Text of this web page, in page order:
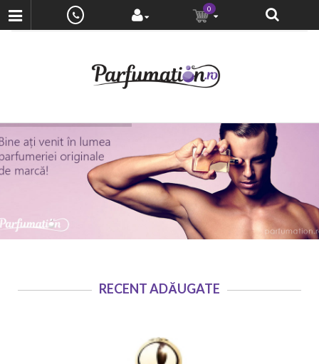
0
RECENT ADĂUGATE